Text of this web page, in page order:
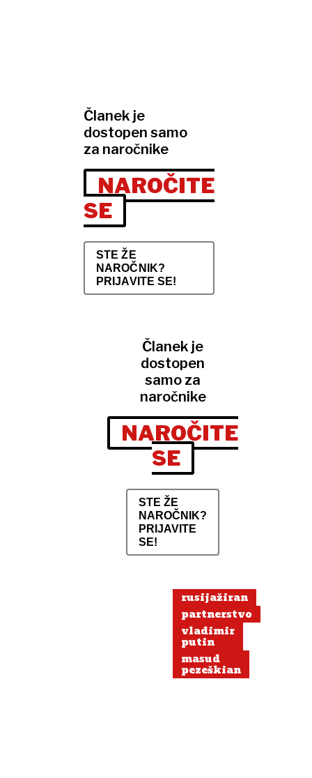
Članek je
dostopen samo
za naročnike
NAROČITE
SE
STE ŽE
NAROČNIK?
PRIJAVITE SE!
Članek je
dostopen
samo za
naročnike
NAROČITE
SE
STE ŽE
NAROČNIK?
PRIJAVITE
SE!
rusijažiran
partnerstvo
vladimir
putin
masud
pezeškian